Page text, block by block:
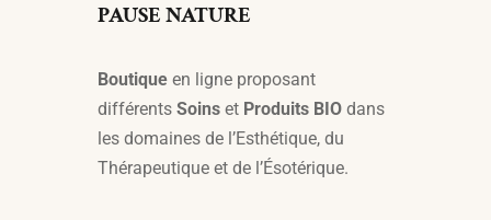
PAUSE NATURE
Boutique en ligne proposant
différents Soins et Produits BIO dans
les domaines de l’Esthétique, du
Thérapeutique et de l’Ésotérique.